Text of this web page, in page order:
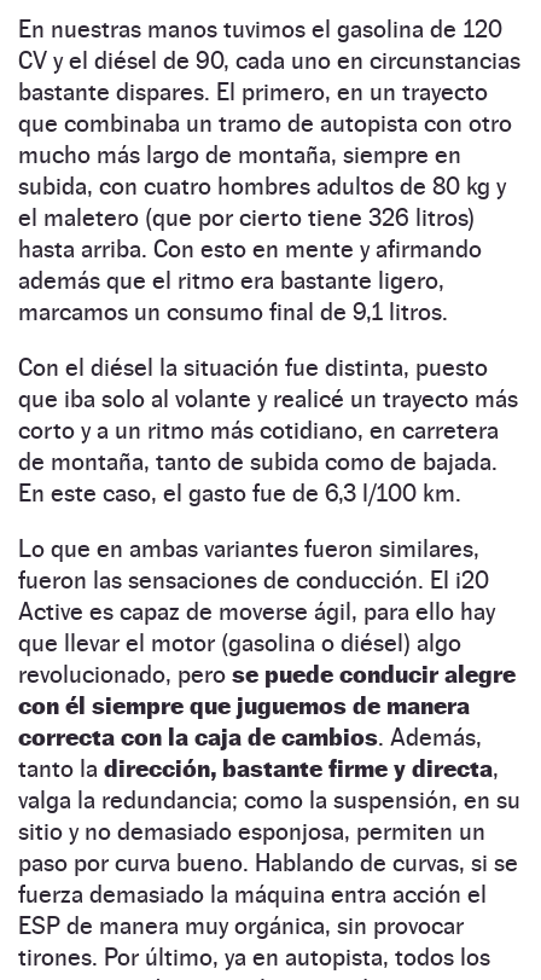
En nuestras manos tuvimos el gasolina de 120
CV y el diésel de 90, cada uno en circunstancias
bastante dispares. El primero, en un trayecto
que combinaba un tramo de autopista con otro
mucho más largo de montaña, siempre en
subida, con cuatro hombres adultos de 80 kg y
el maletero (que por cierto tiene 326 litros)
hasta arriba. Con esto en mente y afirmando
además que el ritmo era bastante ligero,
marcamos un consumo final de 9,1 litros.
Con el diésel la situación fue distinta, puesto
que iba solo al volante y realicé un trayecto más
corto y a un ritmo más cotidiano, en carretera
de montaña, tanto de subida como de bajada.
En este caso, el gasto fue de 6,3 l/100 km.
Lo que en ambas variantes fueron similares,
fueron las sensaciones de conducción. El i20
Active es capaz de moverse ágil, para ello hay
que llevar el motor (gasolina o diésel) algo
revolucionado, pero se puede conducir alegre
con él siempre que juguemos de manera
correcta con la caja de cambios. Además,
tanto la dirección, bastante firme y directa,
valga la redundancia; como la suspensión, en su
sitio y no demasiado esponjosa, permiten un
paso por curva bueno. Hablando de curvas, si se
fuerza demasiado la máquina entra acción el
ESP de manera muy orgánica, sin provocar
tirones. Por último, ya en autopista, todos los